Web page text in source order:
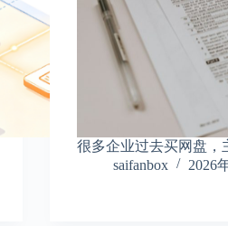
很多企业过去买网盘
saifanbox
2026